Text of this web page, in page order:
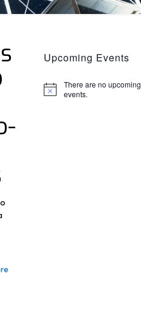
Upcoming Events
Notice
There are no upcoming
events.